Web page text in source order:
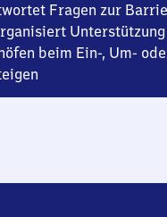
Fragen zur
Unterstützung
beim Ein-, Um-